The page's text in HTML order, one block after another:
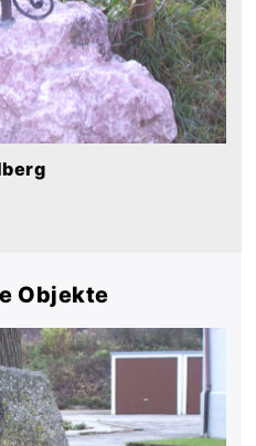
Objekte